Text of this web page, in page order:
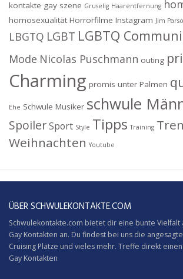
kontakte gay szene Gruselig Haarentfernung
homosexualität Horrorfilme Instagram Jim
LBGTQ LGBT LGBTQ
Mode Nicolas Puschmann outing
Charming promis unter Palmen
Ehe Schwule Musiker schwule
SpoilerSport Style Tipps Training
Weihnachten Youtube
ÜBER SCHWULEKONTAKTE.COM
Schwulekontakte.com bietet dir eine bunte Vielfalt
Gay Kontakten an. Du findest bei uns die
Cruising Plätze und vieles mehr. Treffe direkt
Gay Kontakten